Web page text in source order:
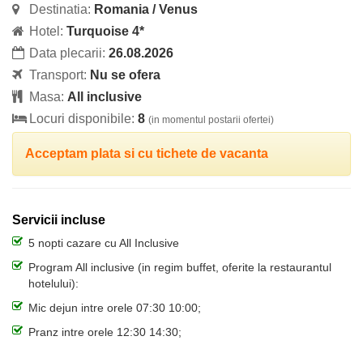
Destinatia: Romania / Venus
Hotel: Turquoise 4*
Data plecarii: 26.08.2026
Transport: Nu se ofera
Masa: All inclusive
Locuri disponibile: 8 (in momentul postarii ofertei)
Acceptam plata si cu tichete de vacanta
Servicii incluse
5 nopti cazare cu All Inclusive
Program All inclusive (in regim buffet, oferite la restaurantul
hotelului):
Mic dejun intre orele 07:30 10:00;
Pranz intre orele 12:30 14:30;